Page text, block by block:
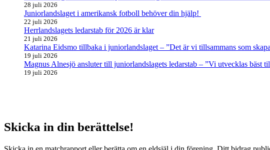
28 juli 2026
Juniorlandslaget i amerikansk fotboll behöver din hjälp!
22 juli 2026
Herrlandslagets ledarstab för 2026 är klar
21 juli 2026
Katarina Eidsmo tillbaka i juniorlandslaget – ”Det är vi tillsammans som
19 juli 2026
Magnus Alnesjö ansluter till juniorlandslagets ledarstab – ”Vi utvecklas bäst
19 juli 2026
Skicka in din berättelse!